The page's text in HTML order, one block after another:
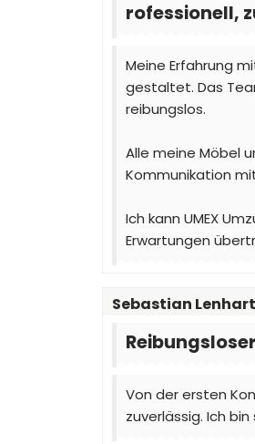
rofessionell,
Meine Erfahrung
gestaltet. Das
reibungslos.
Alle meine Möbel
Kommunikation
Ich kann UMEX
Erwartungen
Sebastian Lenhart
Von der ersten
zuverlässig. Ich